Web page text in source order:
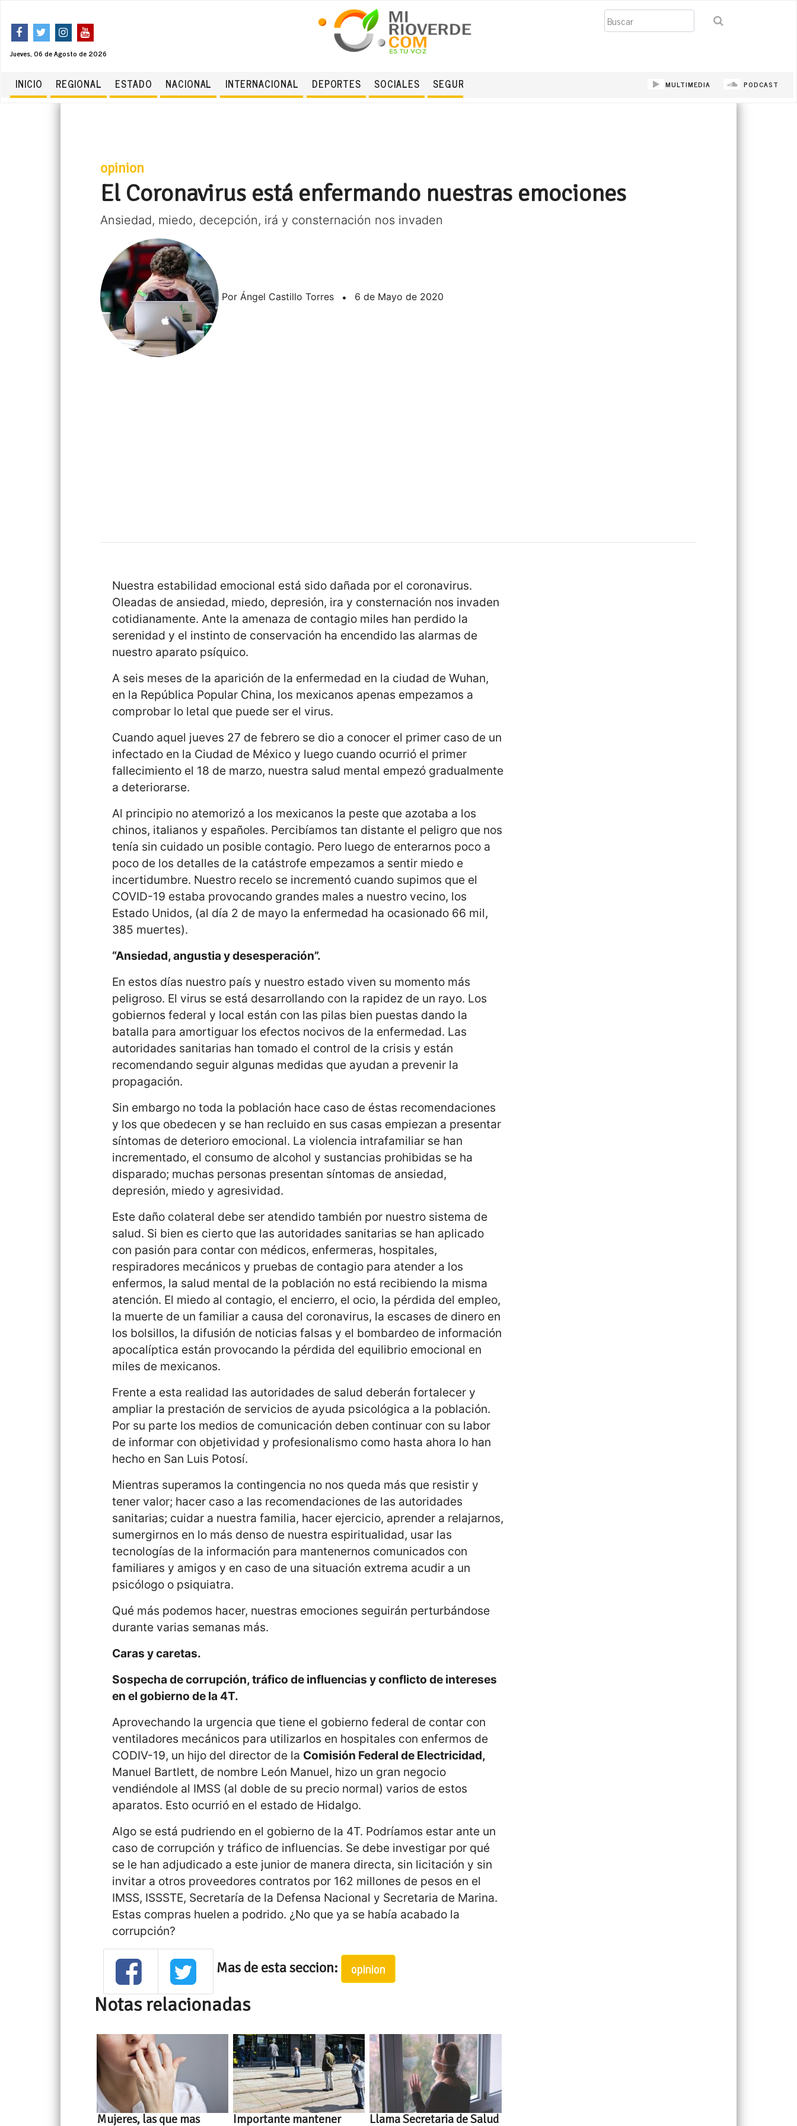
Jueves, 06 de Agosto de 2026
Buscar
INICIO REGIONAL ESTADO NACIONAL INTERNACIONAL DEPORTES SOCIALES SEGURIDAD MULTIMEDIA PODCAST
opinion
El Coronavirus está enfermando nuestras emociones
Ansiedad, miedo, decepción, irá y consternación nos invaden
Por Ángel Castillo Torres • 6 de Mayo de 2020
Nuestra estabilidad emocional está sido dañada por el coronavirus.
Oleadas de ansiedad, miedo, depresión, ira y consternación nos invaden
cotidianamente. Ante la amenaza de contagio miles han perdido la
serenidad y el instinto de conservación ha encendido las alarmas de
nuestro aparato psíquico.
A seis meses de la aparición de la enfermedad en la ciudad deWuhan,
en la República Popular China, los mexicanos apenas empezamos a
comprobar lo letal que puede ser el virus.
Cuando aquel jueves 27 de febrero se dio a conocer el primer caso de un
infectado en la Ciudad de México y luego cuando ocurrió el primer
fallecimiento el 18 de marzo, nuestra salud mental empezó gradualmente
a deteriorarse.
Al principio no atemorizó a los mexicanos la peste que azotaba a los
chinos, italianos y españoles. Percibíamos tan distante el peligro que nos
tenía sin cuidado un posible contagio. Pero luego de enterarnos poco a
poco de los detalles de la catástrofe empezamos a sentir miedo e
incertidumbre. Nuestro recelo se incrementó cuando supimos que el
COVID-19 estaba provocando grandes males a nuestro vecino, los
Estado Unidos, (al día 2 de mayo la enfermedad ha ocasionado 66 mil,
385 muertes).
“Ansiedad, angustia y desesperación”.
En estos días nuestro país y nuestro estado viven su momento más
peligroso. El virus se está desarrollando con la rapidez de un rayo. Los
gobiernos federal y local están con las pilas bien puestas dando la
batalla para amortiguar los efectos nocivos de la enfermedad. Las
autoridades sanitarias han tomado el control de la crisis y están
recomendando seguir algunas medidas que ayudan a prevenir la
propagación.
Sin embargo no toda la población hace caso de éstas recomendaciones
y los que obedecen y se han recluido en sus casas empiezan a presentar
síntomas de deterioro emocional. La violencia intrafamiliar se han
incrementado, el consumo de alcohol y sustancias prohibidas se ha
disparado; muchas personas presentan síntomas de ansiedad,
depresión, miedo y agresividad.
Este daño colateral debe ser atendido también por nuestro sistema de
salud. Si bien es cierto que las autoridades sanitarias se han aplicado
con pasión para contar con médicos, enfermeras, hospitales,
respiradores mecánicos y pruebas de contagio para atender a los
enfermos, la salud mental de la población no está recibiendo la misma
atención. El miedo al contagio, el encierro, el ocio, la pérdida del empleo,
la muerte de un familiar a causa del coronavirus, la escases de dinero en
los bolsillos, la difusión de noticias falsas y el bombardeo de información
apocalíptica están provocando la pérdida del equilibrio emocional en
miles de mexicanos.
Frente a esta realidad las autoridades de salud deberán fortalecer y
ampliar la prestación de servicios de ayuda psicológica a la población.
Por su parte los medios de comunicación deben continuar con su labor
de informar con objetividad y profesionalismo como hasta ahora lo han
hecho en San Luis Potosí.
Mientras superamos la contingencia no nos queda más que resistir y
tener valor; hacer caso a las recomendaciones de las autoridades
sanitarias; cuidar a nuestra familia, hacer ejercicio, aprender a relajarnos,
sumergirnos en lo más denso de nuestra espiritualidad, usar las
tecnologías de la información para mantenernos comunicados con
familiares y amigos y en caso de una situación extrema acudir a un
psicólogo o psiquiatra.
Qué más podemos hacer, nuestras emociones seguirán perturbándose
durante varias semanas más.
Caras y caretas.
Sospecha de corrupción, tráfico de influencias y conflicto de intereses
en el gobierno de la 4T.
Aprovechando la urgencia que tiene el gobierno federal de contar con
ventiladores mecánicos para utilizarlos en hospitales con enfermos de
CODIV-19, un hijo del director de la Comisión Federal de Electricidad,
Manuel Bartlett, de nombre León Manuel, hizo un gran negocio
vendiéndole al IMSS (al doble de su precio normal) varios de estos
aparatos. Esto ocurrió en el estado de Hidalgo.
Algo se está pudriendo en el gobierno de la 4T. Podríamos estar ante un
caso de corrupción y tráfico de influencias. Se debe investigar por qué
se le han adjudicado a este junior de manera directa, sin licitación y sin
invitar a otros proveedores contratos por 162 millones de pesos en el
IMSS, ISSSTE, Secretaría de la Defensa Nacional y Secretaria de Marina.
Estas compras huelen a podrido. ¿No que ya se había acabado la
corrupción?
Mas de esta seccion: opinion
Notas relacionadas
Mujeres, las que mas
Importante mantener
Llama Secretaria de Salud